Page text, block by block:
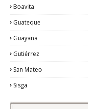
Boavita
Guateque
Guayana
Gutiérrez
San Mateo
Sisga